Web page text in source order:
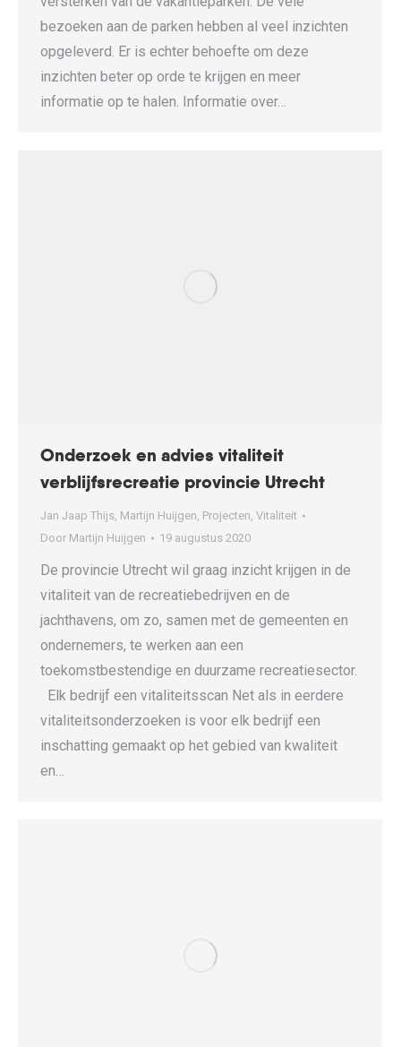
bezoeken aan de parken hebben al veel inzichten
opgeleverd. Er is echter behoefte om deze
inzichten beter op orde te krijgen en meer
informatie op te halen. Informatie over…
Onderzoek en advies vitaliteit
verblijfsrecreatie provincie Utrecht
Jan Jaap Thijs, Martijn Huijgen, Projecten, Vitaliteit
Door Martijn Huijgen 19 augustus 2020
De provincie Utrecht wil graag inzicht krijgen in de
vitaliteit van de recreatiebedrijven en de
jachthavens, om zo, samen met de gemeenten en
ondernemers, te werken aan een
toekomstbestendige en duurzame recreatiesector.
Elk bedrijf een vitaliteitsscan Net als in eerdere
vitaliteitsonderzoeken is voor elk bedrijf een
inschatting gemaakt op het gebied van kwaliteit
en…